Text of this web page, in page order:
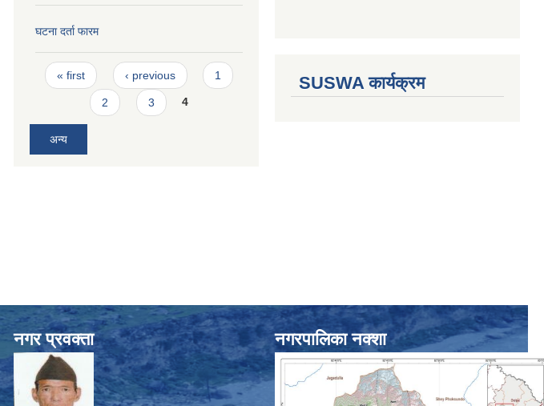
घटना दर्ता फारम
Pages
« first ‹ previous 1
2 3 4
अन्य
SUSWA कार्यक्रम
नगर प्रवक्ता नगरपालिका नक्शा